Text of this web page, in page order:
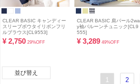
CLEAR BASIC キャンディー
スリーブボウタイリボンフリ
ルブラウス[CL9553]
¥ 2,750 29%OFF
CLEAR BASIC 肩パール2wa
y袖バルーンチュニック[CL9
555]
¥ 3,289 49%OFF
並び替え
1 2